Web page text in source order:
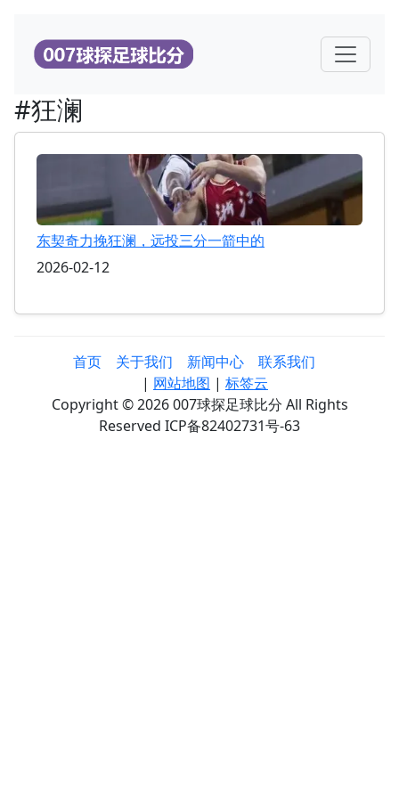
#狂澜
东契奇力挽狂澜，远投三分一箭中的
2026-02-12
首页 关于我们 新闻中心
联系我们
| 网站地图 | 标签云
Copyright © 2026 007球探足球比分 All Rights
Reserved ICP备82402731号-63